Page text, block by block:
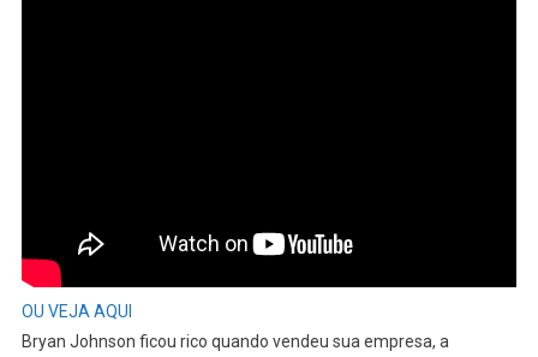
OU VEJA AQUI
Bryan Johnson ficou rico quando vendeu sua empresa, a